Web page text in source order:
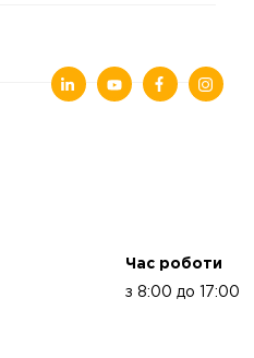
Час роботи
з 8:00 до 17:00